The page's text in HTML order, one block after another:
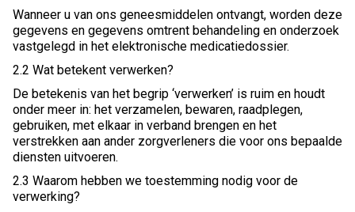
Wanneer u van ons geneesmiddelen ontvangt, worden deze
gegevens en gegevens omtrent behandeling en onderzoek
vastgelegd in het elektronische medicatiedossier.
2.2 Wat betekent verwerken?
De betekenis van het begrip ‘verwerken’ is ruim en houdt
onder meer in: het verzamelen, bewaren, raadplegen,
gebruiken, met elkaar in verband brengen en het
verstrekken aan ander zorgverleners die voor ons bepaalde
diensten uitvoeren.
2.3 Waarom hebben we toestemming nodig voor de
verwerking?